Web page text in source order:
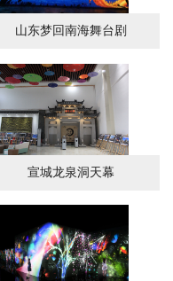
山东梦回南海舞台剧
宣城龙泉洞天幕